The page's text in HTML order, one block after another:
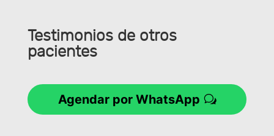
Testimonios de otros
pacientes
Agendar por WhatsApp